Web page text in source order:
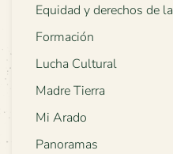
Equidad y derechos de
Formación
Lucha Cultural
Madre Tierra
Mi Arado
Panoramas